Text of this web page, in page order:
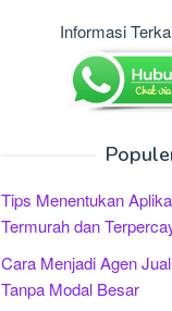
Informasi
Tips Menentukan
Termurah dan
Cara Menjadi Agen
Tanpa Modal Besar